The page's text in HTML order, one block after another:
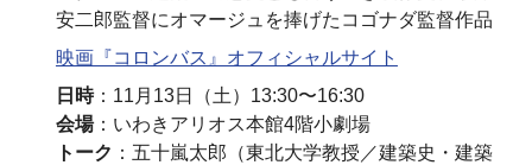
安二郎監督にオマージュを捧げたコゴナダ監督作品
映画『コロンバス』オフィシャルサイト
日時：11月13日（土）13:30〜16:30
会場：いわきアリオス本館4階小劇場
トーク ：五十嵐太郎（東北大学教授／建築史・建築